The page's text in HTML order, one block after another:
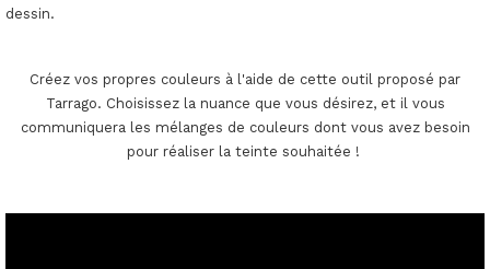
dessin.
Créez vos propres couleurs à l'aide de cette outil proposé par
Tarrago. Choisissez la nuance que vous désirez, et il vous
communiquera les mélanges de couleurs dont vous avez besoin
pour réaliser la teinte souhaitée !